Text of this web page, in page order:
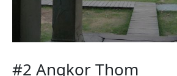
#2 Angkor Thom